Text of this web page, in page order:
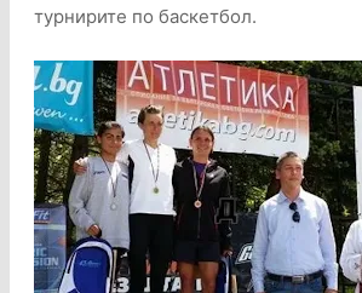
турнирите по баскетбол.